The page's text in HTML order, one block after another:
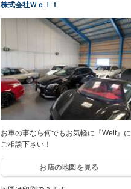
株式会社Ｗｅｌｔ
お車の事なら何でもお気軽に『Welt』に
ご相談下さい！
お店の地図を見る